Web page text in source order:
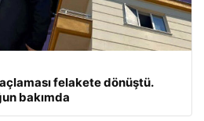
felakete dönüştü.
bakımda